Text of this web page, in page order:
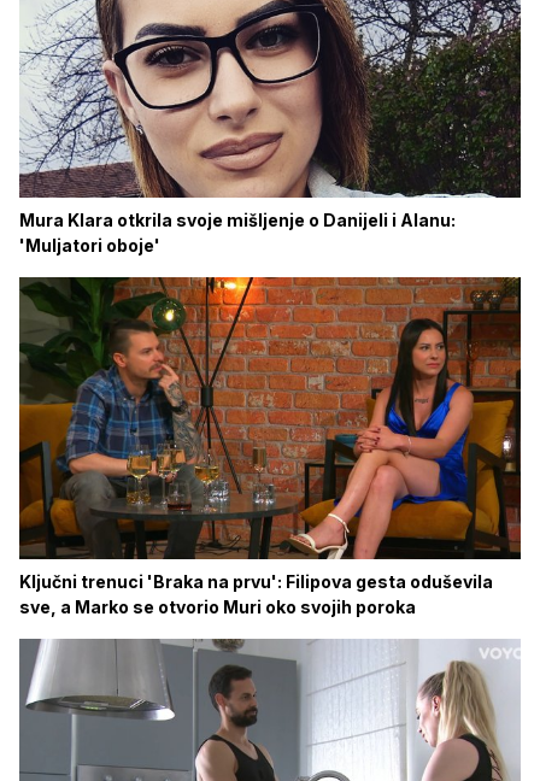
Mura Klara otkrila svoje mišljenje o Danijeli i Alanu:
'Muljatori oboje'
Ključni trenuci 'Braka na prvu': Filipova gesta oduševila
sve, a Marko se otvorio Muri oko svojih poroka